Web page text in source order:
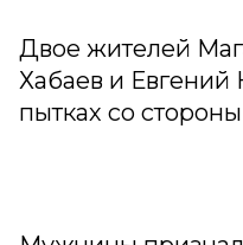
Двое жителей
Хабаев и
пытках со